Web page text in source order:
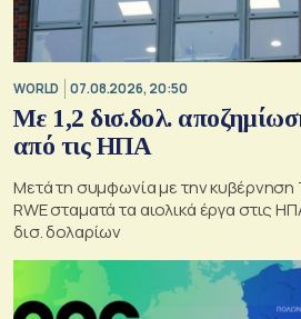
WORLD 07.08.2026, 20:50
Με 1,2 δισ.δολ.
από τις ΗΠΑ
Μετά τη συμφωνία με την κυβέρνηση
RWE σταματά τα αιολικά έργα στις
δισ. δολαρίων